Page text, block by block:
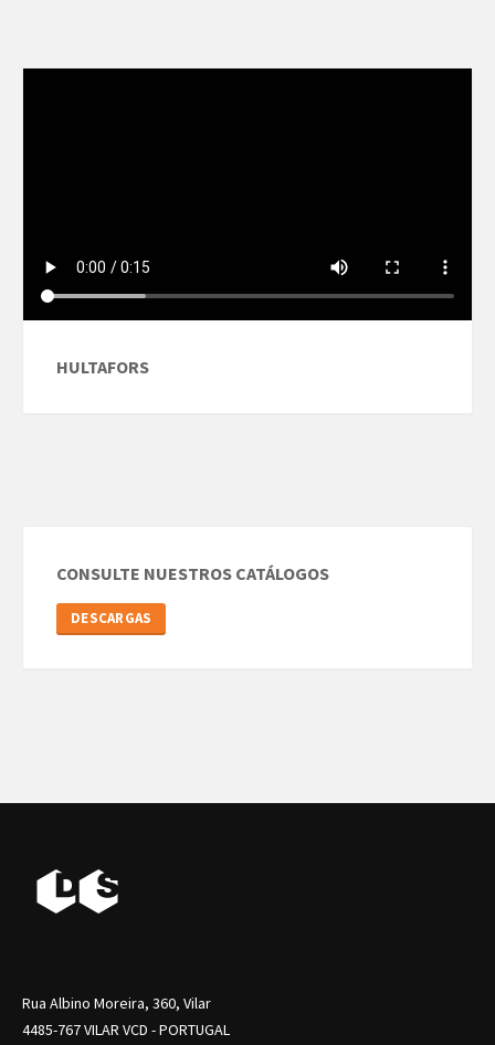
HULTAFORS
CONSULTE NUESTROS CATÁLOGOS
DESCARGAS
Rua Albino Moreira, 360, Vilar
4485-767 VILAR VCD - PORTUGAL